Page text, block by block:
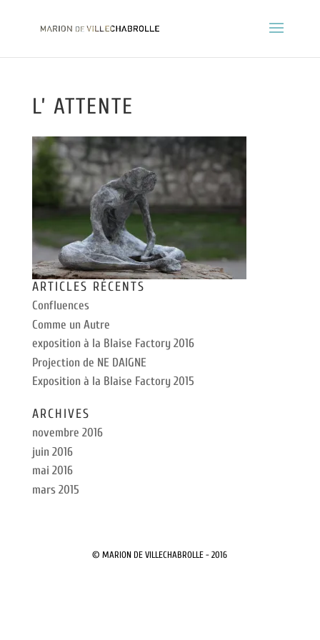
L’ ATTENTE
ARTICLES RÉCENTS
Confluences
Comme un Autre
exposition à la Blaise Factory 2016
Projection de NE DAIGNE
Exposition à la Blaise Factory 2015
ARCHIVES
novembre 2016
juin 2016
mai 2016
mars 2015
© MARION DE VILLECHABROLLE - 2016